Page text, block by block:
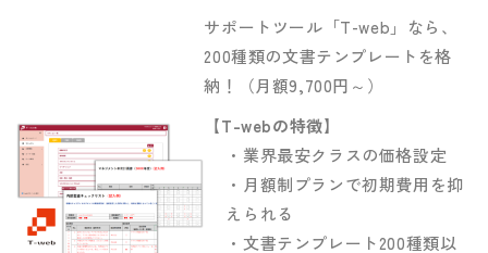
サポートツール「T-web」なら、
200種類の文書テンプレートを格
納！（月額9,700円～）
【T-webの特徴】
・業界最安クラスの価格設定
・月額制プランで初期費用を抑
えられる
・文書テンプレート200種類以